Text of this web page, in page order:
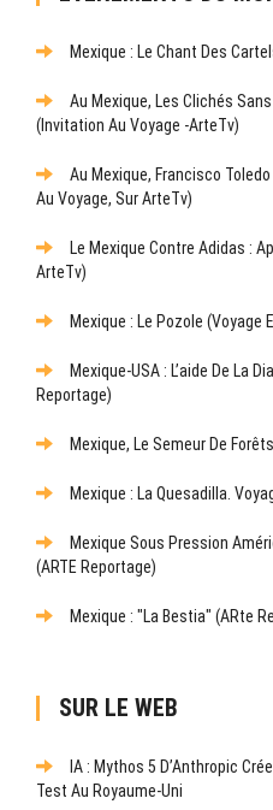
Mexique : Le Chant Des
Au Mexique, Les Clichés
(Invitation Au Voyage -ArteTv)
Au Mexique, Francisco
Au Voyage, Sur ArteTv)
Le Mexique Contre Adidas :
ArteTv)
Mexique : Le Pozole (Voyage
Mexique-USA : L’aide De La
Reportage)
Mexique, Le Semeur De
Mexique : La Quesadilla.
Mexique Sous Pression
(ARTE Reportage)
Mexique : "La Bestia" (ARte
SUR LE WEB
IA : Mythos 5 D’Anthropic
Test Au Royaume-Uni